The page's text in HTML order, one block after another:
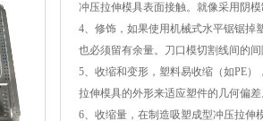
冲压拉伸模具表面接触。就像采用阴模
4、修饰，如果使用机械式水平锯锯掉
也必须留有余量。刀口模切割线间的
5、收缩和变形，塑料易收缩（如PE
拉伸模具的外形来适应塑件的几何偏差
6、收缩量，在制造吸塑成型冲压拉伸